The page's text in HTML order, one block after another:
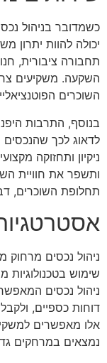
כשמדובר בניהול
יכולה להוות יתרון
תחבורה ציבורית,
השקעה. משקיעים
השוכרים
בנוסף, התרבות
לדאוג לכך
ניקיון ותחזוקה
ותשפר את חוויית
תחלופת השוכרים,
ניהול נכסים מרחוק
שימוש בטכנולוגיות
ניהול נכסים
דוחות כספיים,
אלו מאפשרים
נמצאים במרחקים